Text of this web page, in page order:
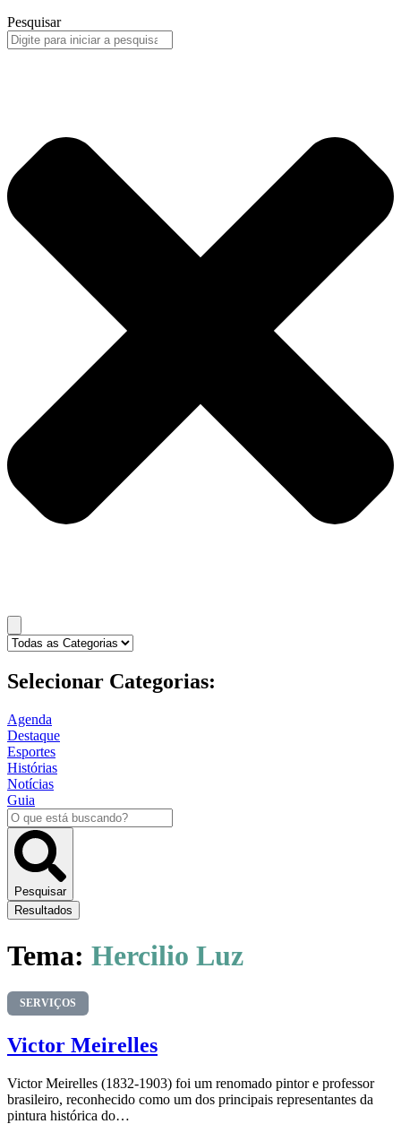
Pesquisar
Selecionar Categorias:
Agenda
Destaque
Esportes
Histórias
Notícias
Guia
Pesquisar
...
Pesquisar
Resultados
Tema: Hercilio Luz
SERVIÇOS
Victor Meirelles
Victor Meirelles (1832-1903) foi um renomado pintor e professor
brasileiro, reconhecido como um dos principais representantes da
pintura histórica do…